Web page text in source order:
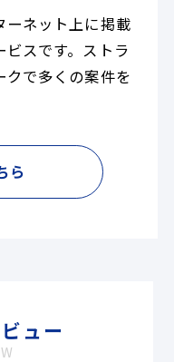
ーネット上に掲載
スです。ストラ
で多くの案件を
ら
ュー